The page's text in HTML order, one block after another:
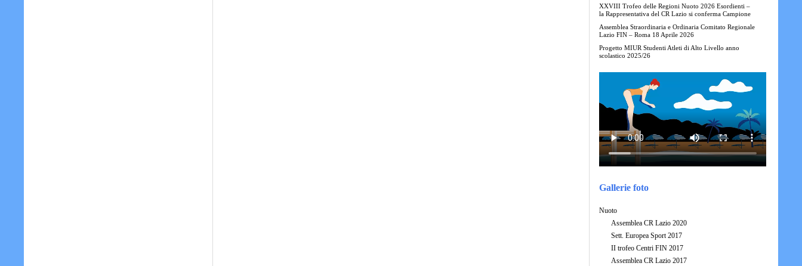
XXVIII Trofeo delle Regioni Nuoto 2026 Esordienti –
la Rappresentativa del CR Lazio si conferma Campione
Assemblea Straordinaria e Ordinaria Comitato Regionale
Lazio FIN – Roma 18 Aprile 2026
Progetto MIUR Studenti Atleti di Alto Livello anno
scolastico 2025/26
Gallerie foto
Nuoto
Assemblea CR Lazio 2020
Sett. Europea Sport 2017
II trofeo Centri FIN 2017
Assemblea CR Lazio 2017